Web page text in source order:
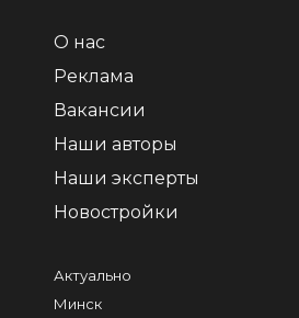
О нас
Реклама
Вакансии
Наши авторы
Наши эксперты
Новостройки
Актуально
Минск